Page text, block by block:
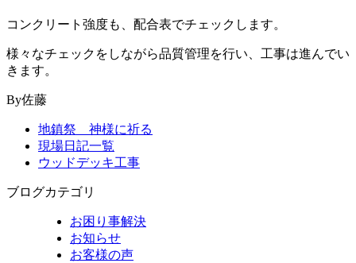
コンクリート強度も、配合表でチェックします。
様々なチェックをしながら品質管理を行い、工事は進んでい
きます。
By佐藤
地鎮祭 神様に祈る
現場日記一覧
ウッドデッキ工事
ブログカテゴリ
お困り事解決
お知らせ
お客様の声